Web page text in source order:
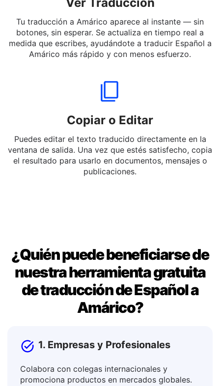
Ver Traducción
Tu traducción a Amárico aparece al instante — sin
botones, sin esperar. Se actualiza en tiempo real a
Amárico más rápido y con menos esfuerzo.
Copiar o Editar
Puedes editar el texto traducido directamente en la
ventana de salida. Una vez que estés satisfecho, copia
¿Quién puede beneficiarse de
nuestra herramienta gratuita
de traducción de Español a
1. Empresas y Profesionales